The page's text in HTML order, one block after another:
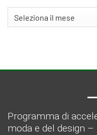
Programma di
moda e del design –